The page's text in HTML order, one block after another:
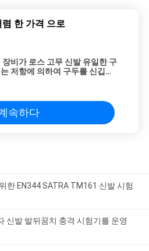
렴 한 가격 으로
장비가 로스 고무 신발 유일한 구
저항에 의하여 구두를 신깁니
속하다
한 EN344 SATRA TM161 신발 시험
신발 발뒤꿈치 충격 시험기를 운영